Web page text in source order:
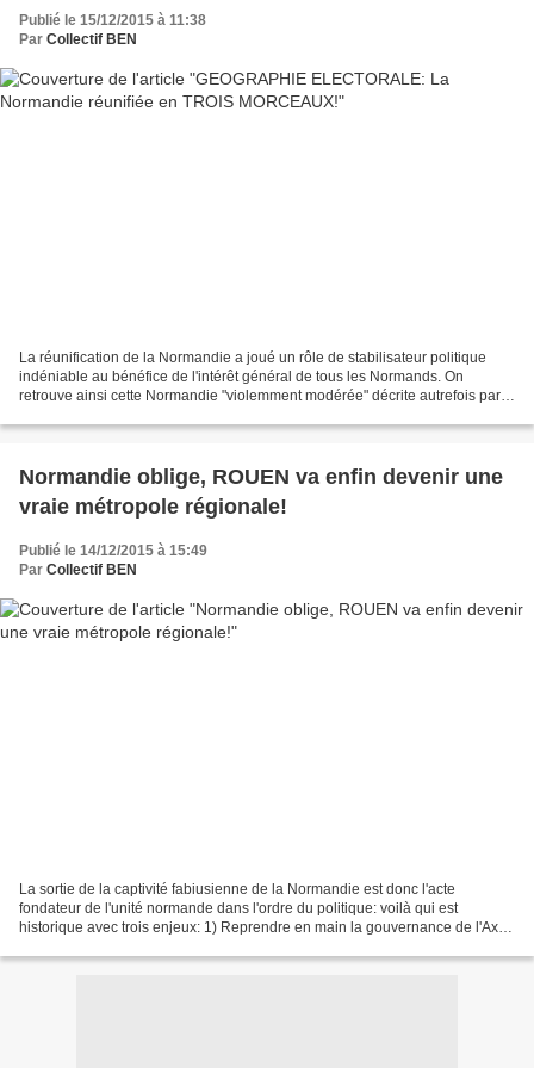
Publié le 15/12/2015 à 11:38
Par Collectif BEN
La réunification de la Normandie a joué un rôle de stabilisateur politique
indéniable au bénéfice de l'intérêt général de tous les Normands. On
retrouve ainsi cette Normandie "violemment modérée" décrite autrefois par
Normandie oblige, ROUEN va enfin devenir une
vraie métropole régionale!
Publié le 14/12/2015 à 15:49
Par Collectif BEN
La sortie de la captivité fabiusienne de la Normandie est donc l'acte
fondateur de l'unité normande dans l'ordre du politique: voilà qui est
historique avec trois enjeux: 1) Reprendre en main la gouvernance de l'Axe